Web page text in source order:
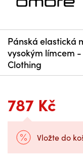
Pánská elastická
vysokým límcem -
Clothing
787 Kč
Vložte do